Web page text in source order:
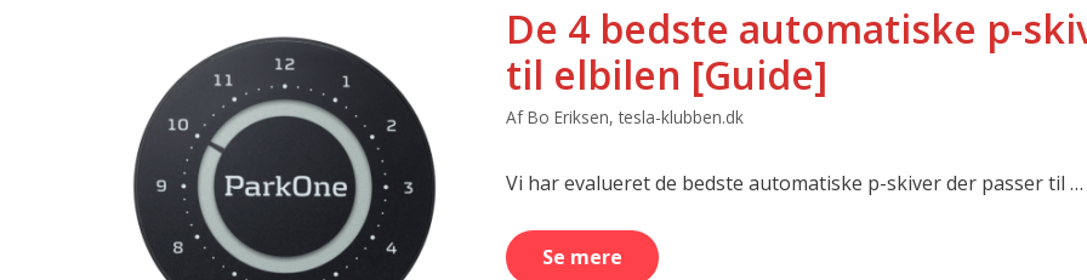
De 4 bedste automatiske p-
til elbilen [Guide]
AfBo Eriksen, tesla-klubben.dk
Vi har evalueret de bedste automatiske p-skiver der passer til …
Se mere